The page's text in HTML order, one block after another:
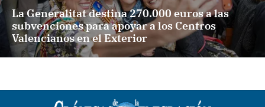
La Generalitat destina 270.000 euros a las
subvenciones para apoyar a los Centros
Valencianos en el Exterior